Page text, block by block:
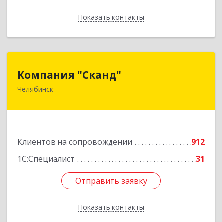
Показать контакты
Назад
Компания "Сканд"
Челябинск
Клиентов на сопровождении
912
1С:Специалист
31
Отправить заявку
Показать контакты
Отправить заявку
Назад